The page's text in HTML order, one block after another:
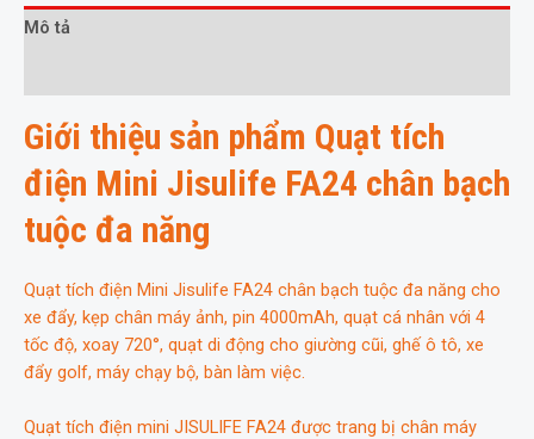
chân
đa
năng
lượng
Mô tả
Giới thiệu sản phẩm Quạt tích
điện Mini Jisulife FA24 chân bạch
tuộc đa năng
Quạt tích điện Mini Jisulife FA24 chân bạch tuộc đa năng cho
xe đẩy, kẹp chân máy ảnh, pin 4000mAh, quạt cá nhân với 4
tốc độ, xoay 720°, quạt di động cho giường cũi, ghế ô tô, xe
đẩy golf, máy chạy bộ, bàn làm việc.
Quạt tích điện mini JISULIFE FA24 được trang bị chân máy